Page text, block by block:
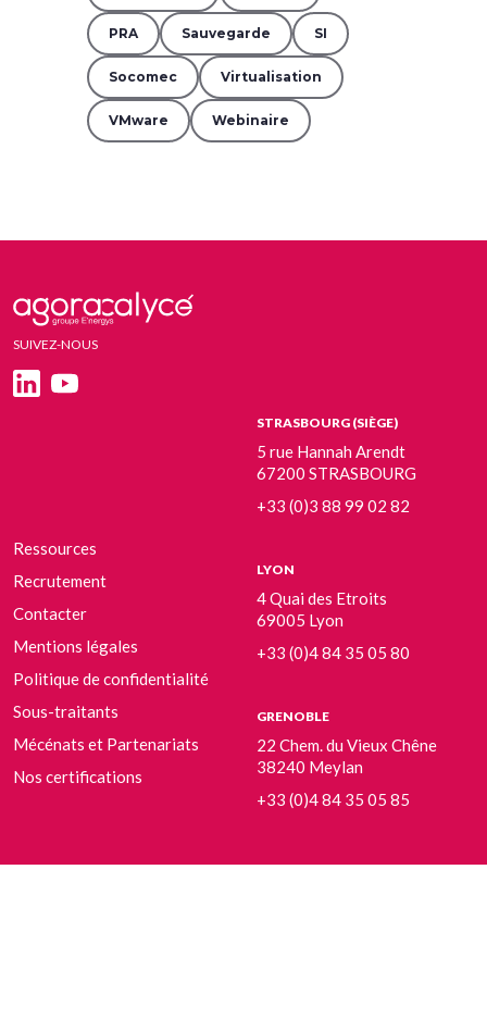
PRA Sauvegarde SI
Socomec Virtualisation
VMware Webinaire
SUIVEZ-NOUS
Ressources
Recrutement
Contacter
Mentions légales
Politique de confidentialité
Sous-traitants
Mécénats et Partenariats
Nos certifications
STRASBOURG (SIÈGE)
5 rue Hannah Arendt
67200 STRASBOURG
+33 (0)3 88 99 02 82
LYON
4 Quai des Etroits
69005 Lyon
+33 (0)4 84 35 05 80
GRENOBLE
22 Chem. du Vieux Chêne
38240 Meylan
+33 (0)4 84 35 05 85